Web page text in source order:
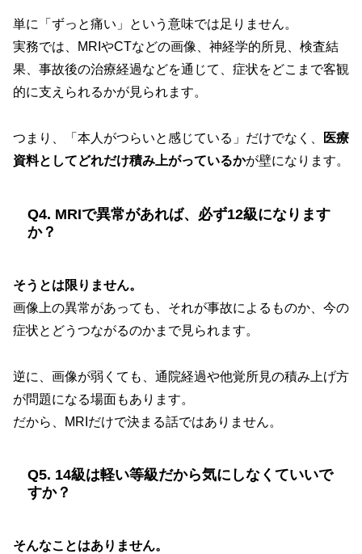
単に「ずっと痛い」という意味では足りません。
実務では、MRIやCTなどの画像、神経学的所見、検査結
果、事故後の治療経過などを通じて、症状をどこまで客観
的に支えられるかが見られます。
つまり、「本人がつらいと感じている」だけでなく、
医療
資料としてどれだけ積み上がっているかが壁になります。
Q4. MRIで異常があれば、必ず12級になります
か？
そうとは限りません。
画像上の異常があっても、それが事故によるものか、今の
症状とどうつながるのかまで見られます。
逆に、画像が弱くても、通院経過や他覚所見の積み上げ方
が問題になる場面もあります。
だから、MRIだけで決まる話ではありません。
Q5. 14級は軽い等級だから気にしなくていいで
すか？
そんなことはありません。